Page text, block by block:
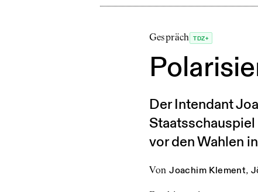
Gespräch TDZ+
Der Intendant
vor den Wahlen
von Joachim Klement,